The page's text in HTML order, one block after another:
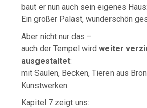
baut er nun auch sein eigenes Haus:
Ein großer Palast, wunderschön
Aber nicht nur das –
auch der Tempel wirdweiter
ausgestaltet:
mit Säulen, Becken, Tieren aus
Kunstwerken.
Kapitel 7 zeigt uns: